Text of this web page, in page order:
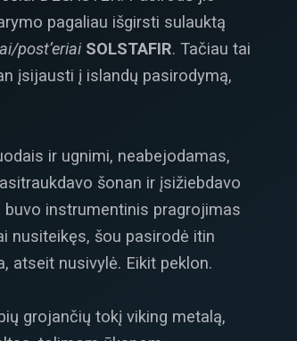
pagaliau išgirsti sulauktą
post‘eriai SOLSTAFIR. Tačiau tai
įsijausti į islandų pasirodymą,
ir ugnimi, neabejodamas,
šonan ir įsižiebdavo
buvo instrumentinis pragrojimas
nusiteikęs, šou pasirodė itin
atseit nusivylė. Eikit peklon.
grojančių tokį viking metalą,